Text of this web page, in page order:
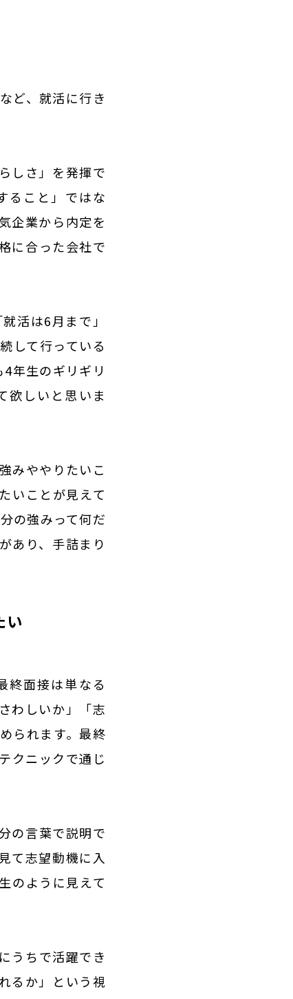
ど、就活に行き
しさ」を発揮で
ること」ではな
企業から内定を
に合った会社で
活は6月まで」
して行っている
年生のギリギリ
欲しいと思いま
みややりたいこ
いことが見えて
の強みって何だ
あり、手詰まり
い
終面接は単なる
わしいか」「志
られます。最終
クニックで通じ
の言葉で説明で
て志望動機に入
のように見えて
うちで活躍でき
るか」という視